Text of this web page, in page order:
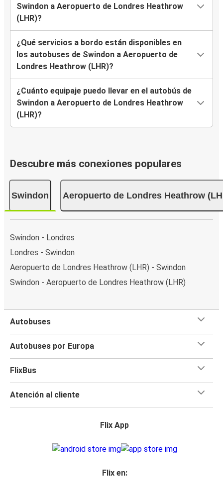
Swindon a Aeropuerto de Londres Heathrow
(LHR)?
¿Qué servicios a bordo están disponibles en
los autobuses de Swindon a Aeropuerto de
Londres Heathrow (LHR)?
¿Cuánto equipaje puedo llevar en el autobús de
Swindon a Aeropuerto de Londres Heathrow
(LHR)?
Descubre más conexiones populares
Swindon Aeropuerto de Londres Heathrow
Swindon - Londres
Londres - Swindon
Aeropuerto de Londres Heathrow (LHR) - Swindon
Swindon - Aeropuerto de Londres Heathrow (LHR)
Autobuses
Autobuses por Europa
FlixBus
Atención al cliente
Flix App
Flix en: